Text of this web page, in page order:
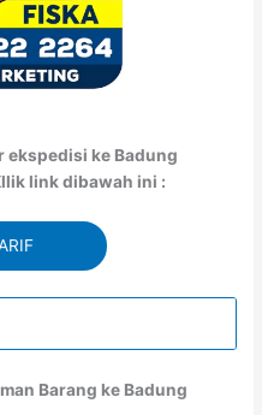
ekspedisi ke Badung
link dibawah ini :
Barang ke Badung